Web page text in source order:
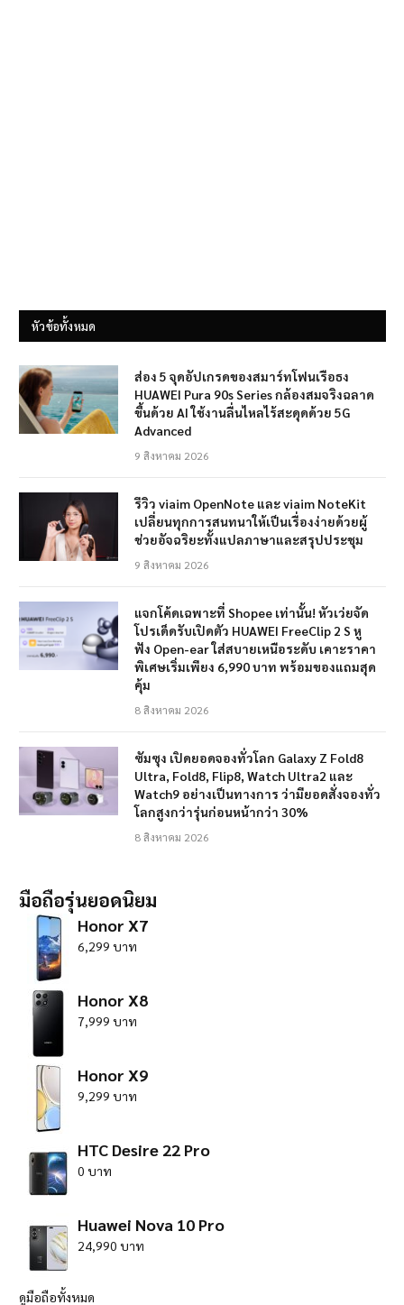
หัวข้อทั้งหมด
ส่อง 5 จุดอัปเกรดของสมาร์ทโฟนเรือธง
HUAWEI Pura 90s Series กล้องสมจริงฉลาด
ขึ้นด้วย AI ใช้งานลื่นไหลไร้สะดุดด้วย 5G
Advanced
9 สิงหาคม 2026
รีวิว viaim OpenNote และ viaim NoteKit
เปลี่ยนทุกการสนทนาให้เป็นเรื่องง่ายด้วยผู้
ช่วยอัจฉริยะทั้งแปลภาษาและสรุปประชุม
9 สิงหาคม 2026
แจกโค้ดเฉพาะที่ Shopee เท่านั้น! หัวเว่ยจัด
โปรเด็ดรับเปิดตัว HUAWEI FreeClip 2 S หู
ฟัง Open-ear ใส่สบายเหนือระดับ เคาะราคา
พิเศษเริ่มเพียง 6,990 บาท พร้อมของแถมสุด
คุ้ม
8 สิงหาคม 2026
ซัมซุง เปิดยอดจองทั่วโลก Galaxy Z Fold8
Ultra, Fold8, Flip8, Watch Ultra2 และ
Watch9 อย่างเป็นทางการ ว่ามียอดสั่งจองทั่ว
โลกสูงกว่ารุ่นก่อนหน้ากว่า 30%
8 สิงหาคม 2026
มือถือรุ่นยอดนิยม
Honor X7
6,299 บาท
Honor X8
7,999 บาท
Honor X9
9,299 บาท
HTC Desire 22 Pro
0 บาท
Huawei Nova 10 Pro
24,990 บาท
ดูมือถือทั้งหมด